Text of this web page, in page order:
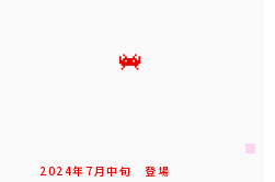
2024年 7 月中旬 登場